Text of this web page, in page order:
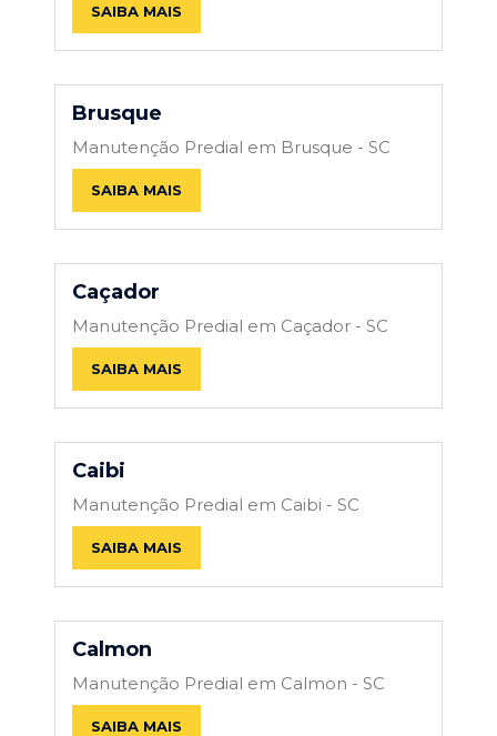
SAIBA MAIS
Brusque
Manutenção Predial em Brusque - SC
SAIBA MAIS
Caçador
Manutenção Predial em Caçador - SC
SAIBA MAIS
Caibi
Manutenção Predial em Caibi - SC
SAIBA MAIS
Calmon
Manutenção Predial em Calmon - SC
SAIBA MAIS